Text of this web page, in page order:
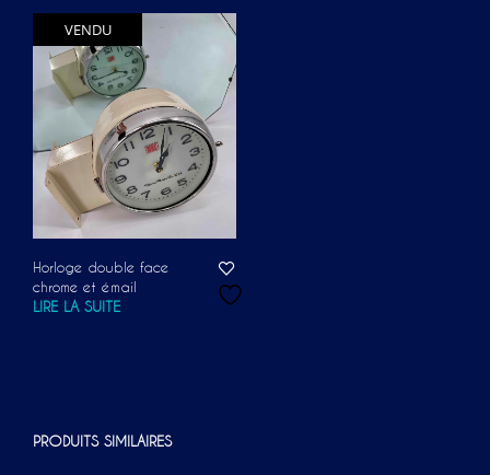
VENDU
Horloge double face
chrome et émail
LIRE LA SUITE
PRODUITS SIMILAIRES